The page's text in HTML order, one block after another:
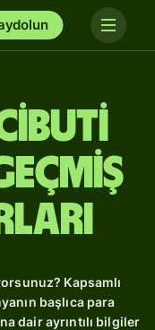
Kapsamlı
başlıca para
dair ayrıntılı bilgiler